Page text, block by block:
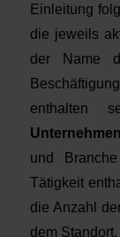
Einleitung
die jeweils
der Name
enthalten
und
Tätigkeit
die Anzahl
dem